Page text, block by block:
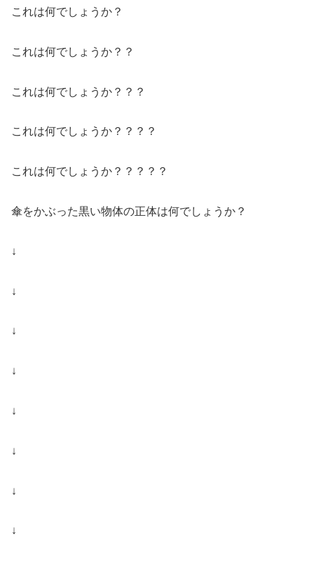
これは何でしょうか？
これは何でしょうか？？
これは何でしょうか？？？
これは何でしょうか？？？？
これは何でしょうか？？？？？
傘をかぶった黒い物体の正体は何でしょうか？
↓
↓
↓
↓
↓
↓
↓
↓